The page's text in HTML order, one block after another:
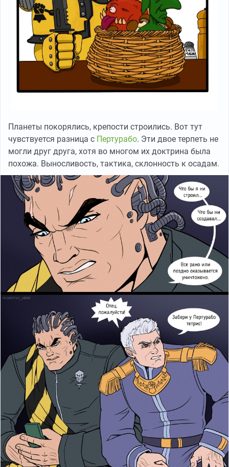
Планеты покорялись, крепости строились. Вот тут
чувствуется разница с Пертурабо. Эти двое терпеть не
могли друг друга, хотя во многом их доктрина была
похожа. Выносливость, тактика, склонность к осадам.